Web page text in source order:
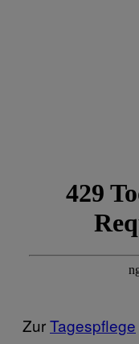
ZurTagespflege